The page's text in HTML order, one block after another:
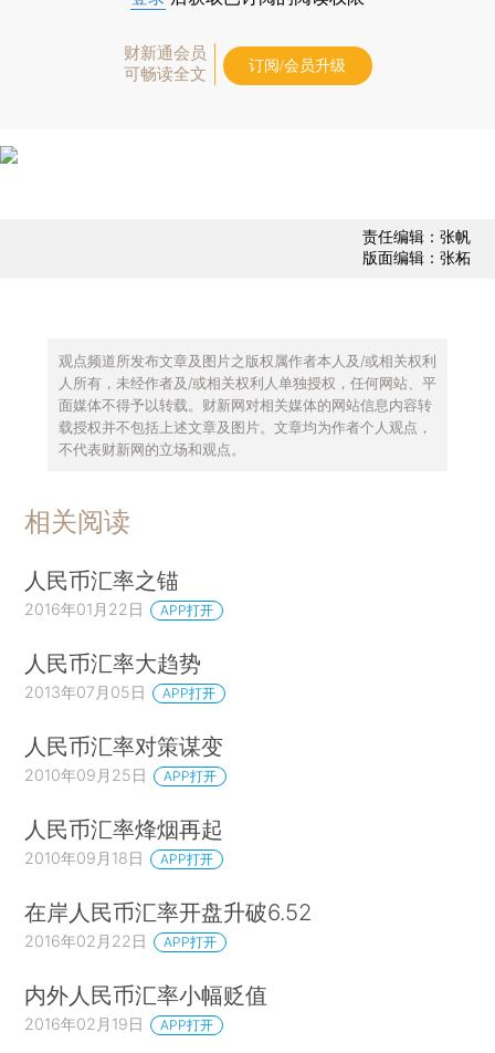
财新通会员
可畅读全文
订阅/会员升级
责任编辑：张帆
版面编辑：张柘
观点频道所发布文章及图片之版权属作者本人及/或相关权利
人所有，未经作者及/或相关权利人单独授权，任何网站、平
面媒体不得予以转载。财新网对相关媒体的网站信息内容转
载授权并不包括上述文章及图片。文章均为作者个人观点，
不代表财新网的立场和观点。
相关阅读
人民币汇率之锚
2016年01月22日 APP打开
人民币汇率大趋势
2013年07月05日 APP打开
人民币汇率对策谋变
2010年09月25日 APP打开
人民币汇率烽烟再起
2010年09月18日 APP打开
在岸人民币汇率开盘升破6.52
2016年02月22日 APP打开
内外人民币汇率小幅贬值
2016年02月19日 APP打开